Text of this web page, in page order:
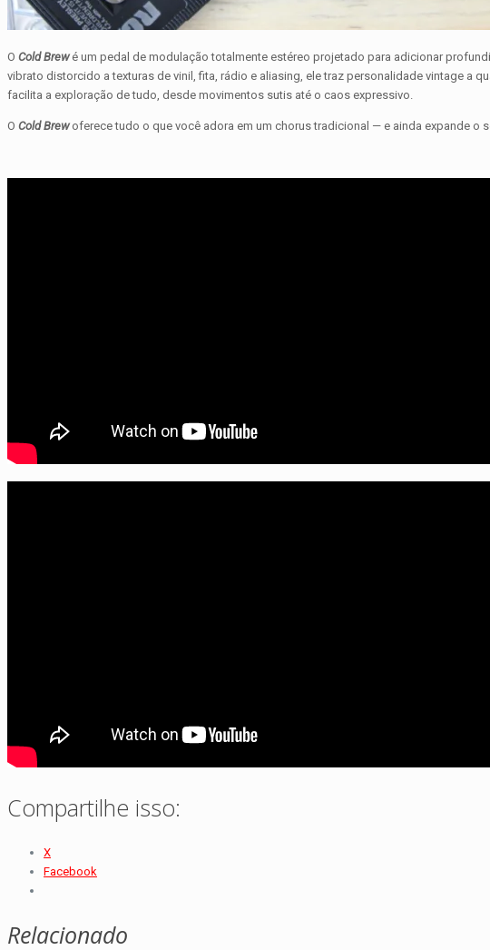
O Cold Brewé um pedal de modulação totalmente estéreo projetado para adicionar
vibrato distorcido a texturas de vinil, fita, rádio e aliasing, ele traz personalidade vintage a
facilita a exploração de tudo, desde movimentos sutis até o caos expressivo.
O Cold Brewoferece tudo o que você adora em um chorus tradicional — e ainda expande o
Compartilhe isso:
X
Facebook
Relacionado